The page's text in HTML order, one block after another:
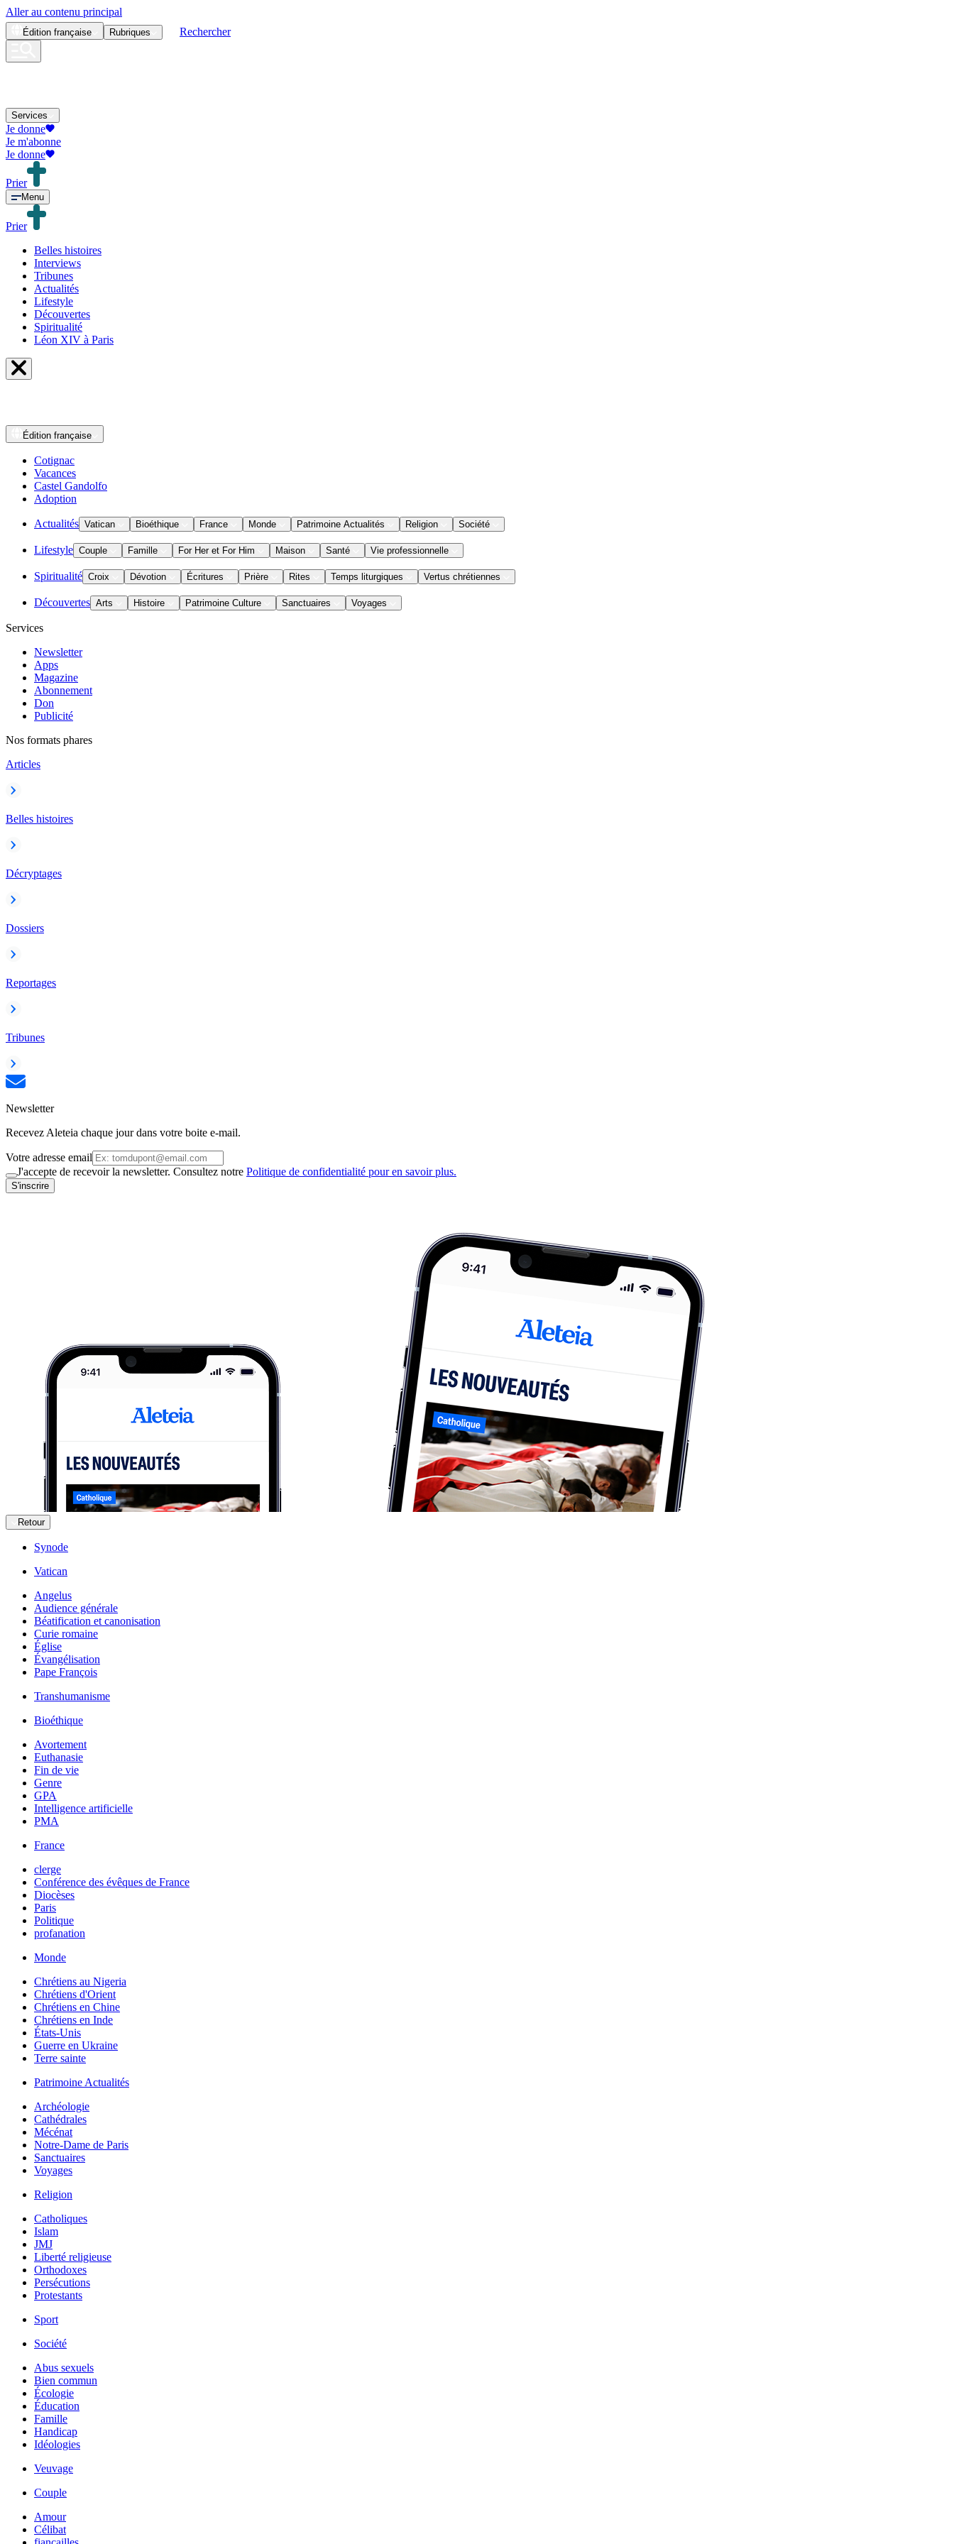
Aller au contenu principal
Édition française Rubriques Rechercher
Services
Je donne
Je m'abonne
Je donne
Prier
Menu
Prier
Belles histoires
Interviews
Tribunes
Actualités
Lifestyle
Découvertes
Spiritualité
Léon XIV à Paris
Édition française
Cotignac
Vacances
Castel Gandolfo
Adoption
Actualités Vatican Bioéthique France Monde Patrimoine Actualités Religion Société
Lifestyle Couple Famille For Her et For Him Maison Santé Vie professionnelle
Spiritualité Croix Dévotion Écritures Prière Rites Temps liturgiques Vertus chrétiennes
Découvertes Arts Histoire Patrimoine Culture Sanctuaires Voyages
Services
Newsletter
Apps
Magazine
Abonnement
Don
Publicité
Nos formats phares
Articles
Belles histoires
Décryptages
Dossiers
Reportages
Tribunes
Newsletter
Recevez Aleteia chaque jour dans votre boite e-mail.
Votre adresse email
J'accepte de recevoir la newsletter. Consultez notre Politique de confidentialité pour en savoir plus.
S'inscrire
Retour
Synode
Vatican
Angelus
Audience générale
Béatification et canonisation
Curie romaine
Église
Évangélisation
Pape François
Transhumanisme
Bioéthique
Avortement
Euthanasie
Fin de vie
Genre
GPA
Intelligence artificielle
PMA
France
clerge
Conférence des évêques de France
Diocèses
Paris
Politique
profanation
Monde
Chrétiens au Nigeria
Chrétiens d'Orient
Chrétiens en Chine
Chrétiens en Inde
États-Unis
Guerre en Ukraine
Terre sainte
Patrimoine Actualités
Archéologie
Cathédrales
Mécénat
Notre-Dame de Paris
Sanctuaires
Voyages
Religion
Catholiques
Islam
JMJ
Liberté religieuse
Orthodoxes
Persécutions
Protestants
Sport
Société
Abus sexuels
Bien commun
Écologie
Éducation
Famille
Handicap
Idéologies
Veuvage
Couple
Amour
Célibat